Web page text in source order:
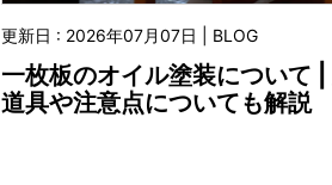
更新日 : 2026年07月07日 | BLOG
一枚板のオイル塗装について |
道具や注意点についても解説